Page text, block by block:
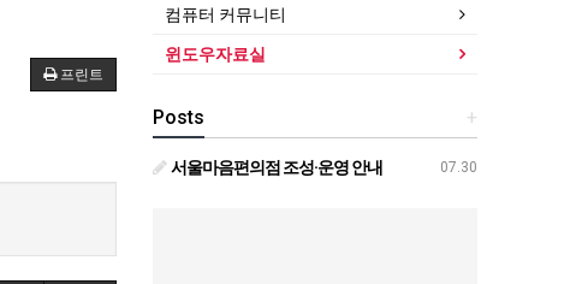
프린트
컴퓨터 커뮤니티
윈도우자료실
+
Posts
07.30
서울마음편의점 조성·운영 안내